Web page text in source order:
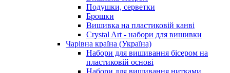
Подушки, серветки
Брошки
Вишивка на пластиковій канві
Crystal Art - набори для вишивки
Чарівна країна (Україна)
Набори для вишивання бісером на
пластиковій основі
Набори для вишивання нитками